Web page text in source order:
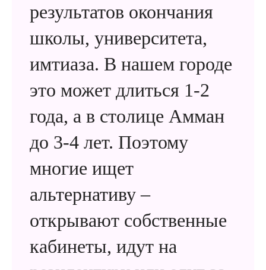
результатов окончания
школы, университета,
имтиаза. В нашем городе
это может длиться 1-2
года, а в столице Амман
до 3-4 лет. Поэтому
многие ищет
альтернативу –
открывают собственные
кабинеты, идут на